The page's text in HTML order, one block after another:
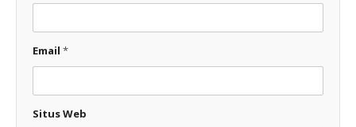
Email *
Situs Web